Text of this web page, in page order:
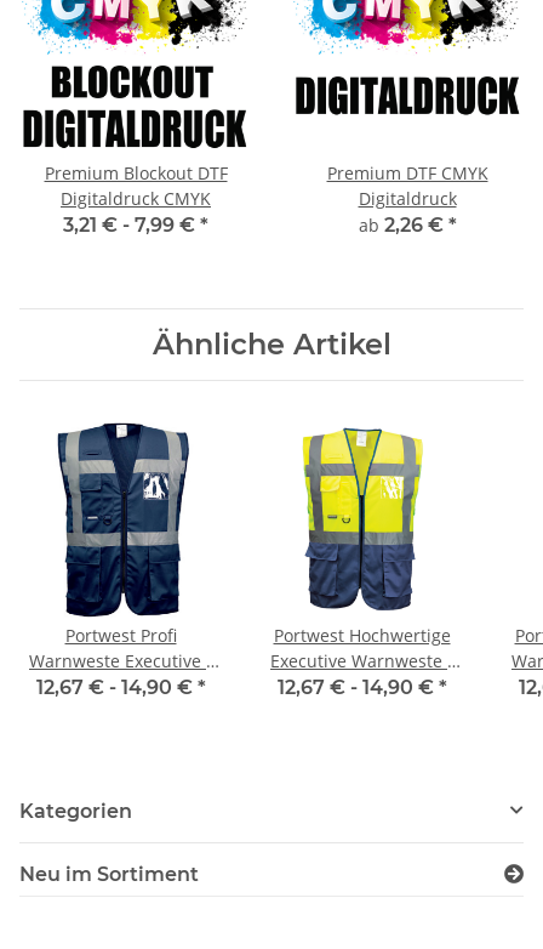
Premium Blockout DTF
Digitaldruck CMYK
3,21 € - 7,99 € *
Premium DTF CMYK
Digitaldruck
ab 2,26 € *
Ähnliche Artikel
Portwest Profi
Warnweste Executive -
marine
12,67 € - 14,90 € *
Portwest Hochwertige
Executive Warnweste -
two tone gelb / marine
12,67 € - 14,90 € *
Kategorien
Neu im Sortiment